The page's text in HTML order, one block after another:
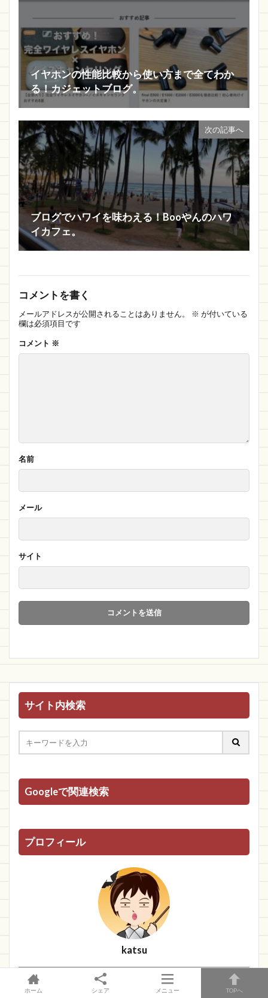
イヤホンの性能比較から使い方まで全てわか
る！カジェットブログ。
次の記事へ
ブログでハワイを味わえる！Booやんのハワ
イカフェ。
コメントを書く
メールアドレスが公開されることはありません。 ※ が付いている
欄は必須項目です
コメント ※
名前
メール
サイト
サイト内検索
Googleで関連検索
プロフィール
katsu
＼Follow Me／
ホーム シェア メニュー TOPへ